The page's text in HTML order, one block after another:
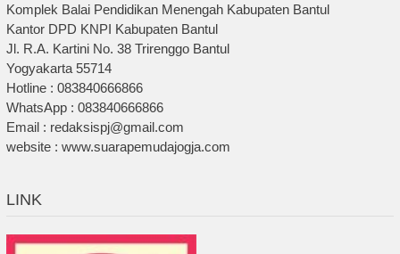
Komplek Balai Pendidikan Menengah Kabupaten Bantul
Kantor DPD KNPI Kabupaten Bantul
Jl. R.A. Kartini No. 38 Trirenggo Bantul
Yogyakarta 55714
Hotline : 083840666866
WhatsApp : 083840666866
Email : redaksispj@gmail.com
website : www.suarapemudajogja.com
LINK